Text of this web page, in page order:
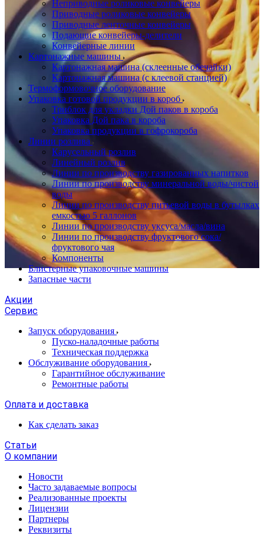
Неприводные роликовые конвейеры
Приводные роликовые конвейеры
Приводные ленточные конвейеры
Подающие конвейеры-делители
Конвейерные линии
Картонажные машины
Картонажная машина (склеенные обечайки)
Картонажная машина (с клеевой станцией)
Термоформовочное оборудование
Упаковка готовой продукции в короб
Триблок для укладки Дой паков в короба
Упаковка Дой пака в короба
Упаковка продукции в гофрокороба
Линии розлива
Карусельный розлив
Линейный розлив
Линии по производству газированных напитков
Линии по производству минеральной воды/чистой
воды
Линии по производству питьевой воды в бутылках
емкостью 5 галлонов
Линии по производству уксуса/масла/вина
Линии по производству фруктового сока/
фруктового чая
Компоненты
Блистерные упаковочные машины
Запасные части
Акции
Сервис
Запуск оборудования
Пуско-наладочные работы
Техническая поддержка
Обслуживание оборудования
Гарантийное обслуживание
Ремонтные работы
Оплата и доставка
Как сделать заказ
Статьи
О компании
Новости
Часто задаваемые вопросы
Реализованные проекты
Лицензии
Партнеры
Реквизиты